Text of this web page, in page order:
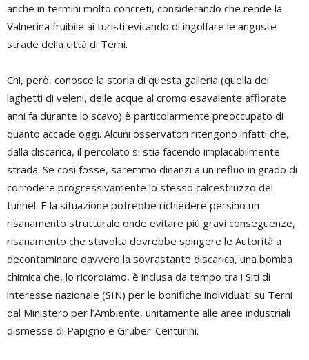
anche in termini molto concreti, considerando che rende la
Valnerina fruibile ai turisti evitando di ingolfare le anguste
strade della città di Terni.
Chi, però, conosce la storia di questa galleria (quella dei
laghetti di veleni, delle acque al cromo esavalente affiorate
anni fa durante lo scavo) è particolarmente preoccupato di
quanto accade oggi. Alcuni osservatori ritengono infatti che,
dalla discarica, il percolato si stia facendo implacabilmente
strada. Se così fosse, saremmo dinanzi a un refluo in grado di
corrodere progressivamente lo stesso calcestruzzo del
tunnel. E la situazione potrebbe richiedere persino un
risanamento strutturale onde evitare più gravi conseguenze,
risanamento che stavolta dovrebbe spingere le Autorità a
decontaminare davvero la sovrastante discarica, una bomba
chimica che, lo ricordiamo, è inclusa da tempo tra i Siti di
interesse nazionale (SIN) per le bonifiche individuati su Terni
dal Ministero per l’Ambiente, unitamente alle aree industriali
dismesse di Papigno e Gruber-Centurini.